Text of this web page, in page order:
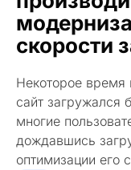
скорости
Некоторое время
сайт загружался
многие
дождавшись
оптимизации его